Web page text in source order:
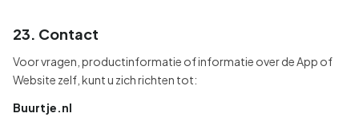
23. Contact
Voor vragen, productinformatie of informatie over de App of
Website zelf, kunt u zich richten tot:
Buurtje.nl